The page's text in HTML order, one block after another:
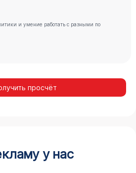
и умение работать с разными по
просчёт
у нас